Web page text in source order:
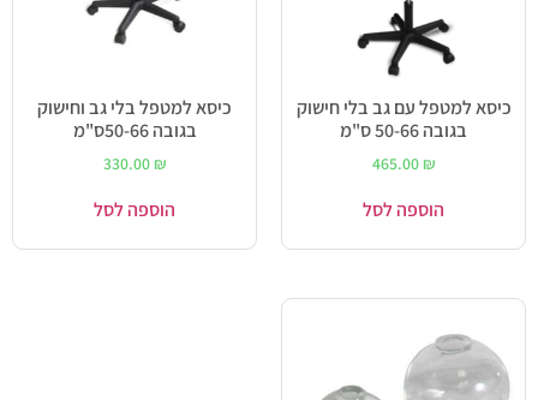
כיסא למטפל עם גב בלי חישוק
בגובה 50-66 ס"מ
465.00 ₪
הוספה לסל
כיסא למטפל בלי גב וחישוק
בגובה 50-66ס"מ
330.00 ₪
הוספה לסל